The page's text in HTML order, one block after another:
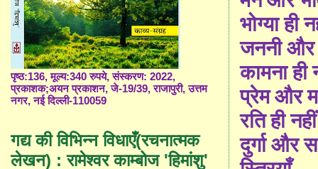
भोग्या ही
जननी और
कामना ही
प्रेम और
रति ही नहीं
दुर्गा और
पृष्ठ:136, मूल्य:340 रुपये, संस्करण: 2022,
प्रकाशक;अयन प्रकाशन, जे-19/39, राजापुरी, उत्तम
नगर, नई दिल्ली-110059
गद्य की विभिन्न विधाएँ(रचनात्मक
लेखन) : रामेश्वर काम्बोज 'हिमांशु'